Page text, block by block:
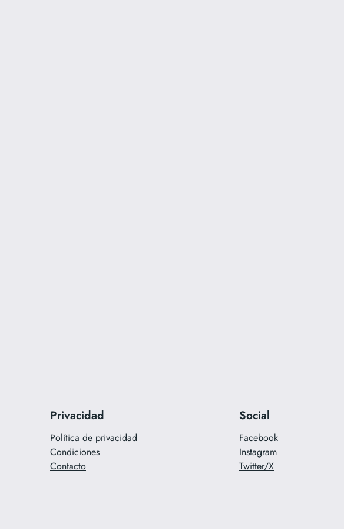
Privacidad
Política de privacidad
Condiciones
Contacto
Social
Facebook
Instagram
Twitter/X